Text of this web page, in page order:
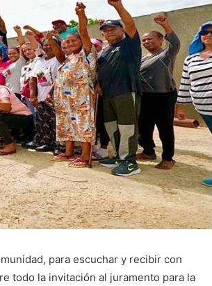
para escuchar y recibir con
todo la invitación al juramento para la